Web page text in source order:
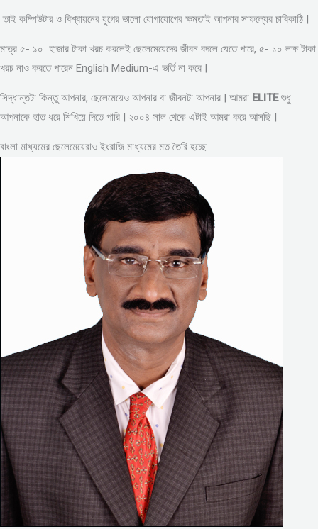
তাই কম্পিউটার ও বিশ্বায়নের যুগের ভালো যোগাযোগের ক্ষমতাই আপনার সাফল্যের চাবিকাঠি |
মাত্র ৫- ১০ হাজার টাকা খরচ করলেই ছেলেমেয়েদের জীবন বদলে যেতে পারে, ৫- ১০ লক্ষ টাকা
খরচ নাও করতে পারেন English Medium-এ ভর্তি না করে |
সিদ্ধান্তটা কিন্তু আপনার, ছেলেমেয়েও আপনার বা জীবনটা আপনার | আমরা ELITEশুধু
আপনাকে হাত ধরে শিখিয়ে দিতে পারি | ২০০৪ সাল থেকে এটাই আমরা করে আসছি |
বাংলা মাধ্যমের ছেলেমেয়েরাও ইংরাজি মাধ্যমের মত তৈরি হচ্ছে